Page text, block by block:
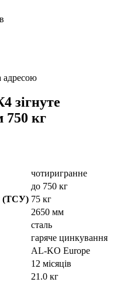
адресою
зігнуте
750 кг
чотиригранне
до 750 кг
(ТСУ) 75 кг
2650 мм
сталь
гаряче цинкування
AL-KO Europe
12 місяців
21.0 кг